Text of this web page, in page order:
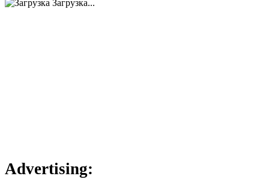
Загрузка...
Advertising: